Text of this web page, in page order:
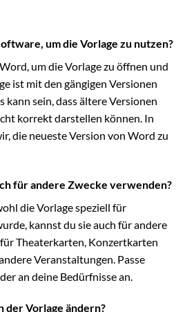
um die Vorlage zu nutzen?
um die Vorlage zu öffnen und
ist mit den gängigen Versionen
kann sein, dass ältere Versionen
korrekt darstellen können. In
die neueste Version von Word zu
für andere Zwecke verwenden?
die Vorlage speziell für
kannst du sie auch für andere
Theaterkarten, Konzertkarten
Veranstaltungen. Passe
an deine Bedürfnisse an.
der Vorlage ändern?